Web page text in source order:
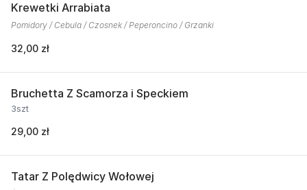
Krewetki Arrabiata
Pomidory / Cebula / Czosnek / Peperoncino / Grzanki
32,00 zł
Bruchetta Z Scamorza i Speckiem
3szt
29,00 zł
Tatar Z Polędwicy Wołowej